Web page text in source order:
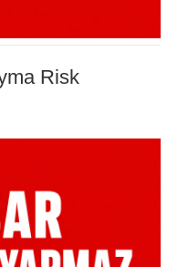
Risk